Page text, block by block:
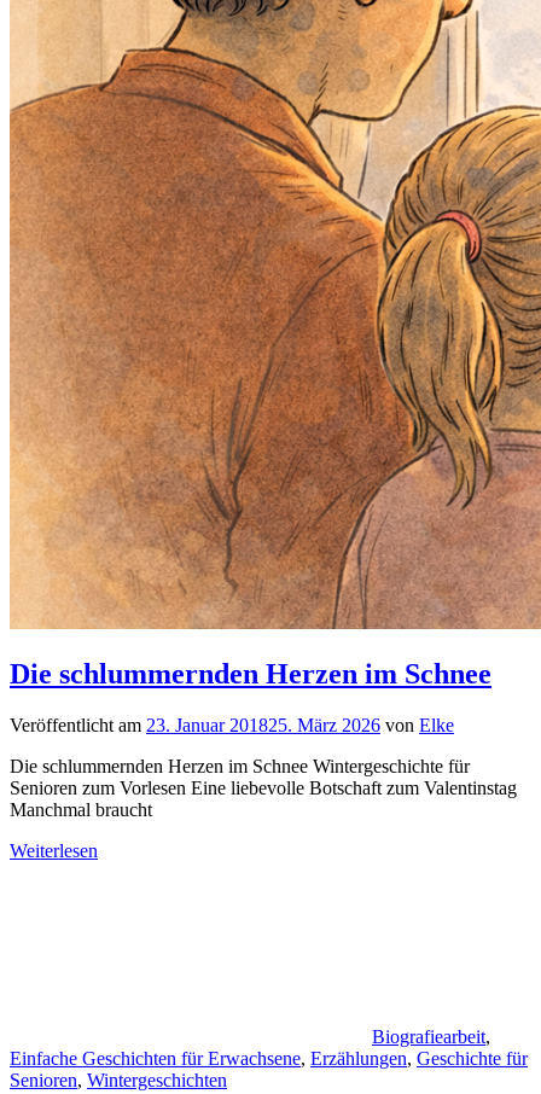
Die schlummernden Herzen im Schnee
Veröffentlicht am 23. Januar 201825. März 2026 von Elke
Die schlummernden Herzen im Schnee Wintergeschichte für
Senioren zum Vorlesen Eine liebevolle Botschaft zum Valentinstag
Manchmal braucht
Weiterlesen
Biografiearbeit,
Einfache Geschichten für Erwachsene, Erzählungen, Geschichte für
Senioren, Wintergeschichten